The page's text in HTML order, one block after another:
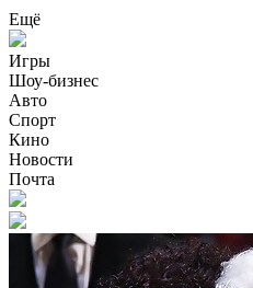
Ещё
Игры
Шоу-бизнес
Авто
Спорт
Кино
Новости
Почта